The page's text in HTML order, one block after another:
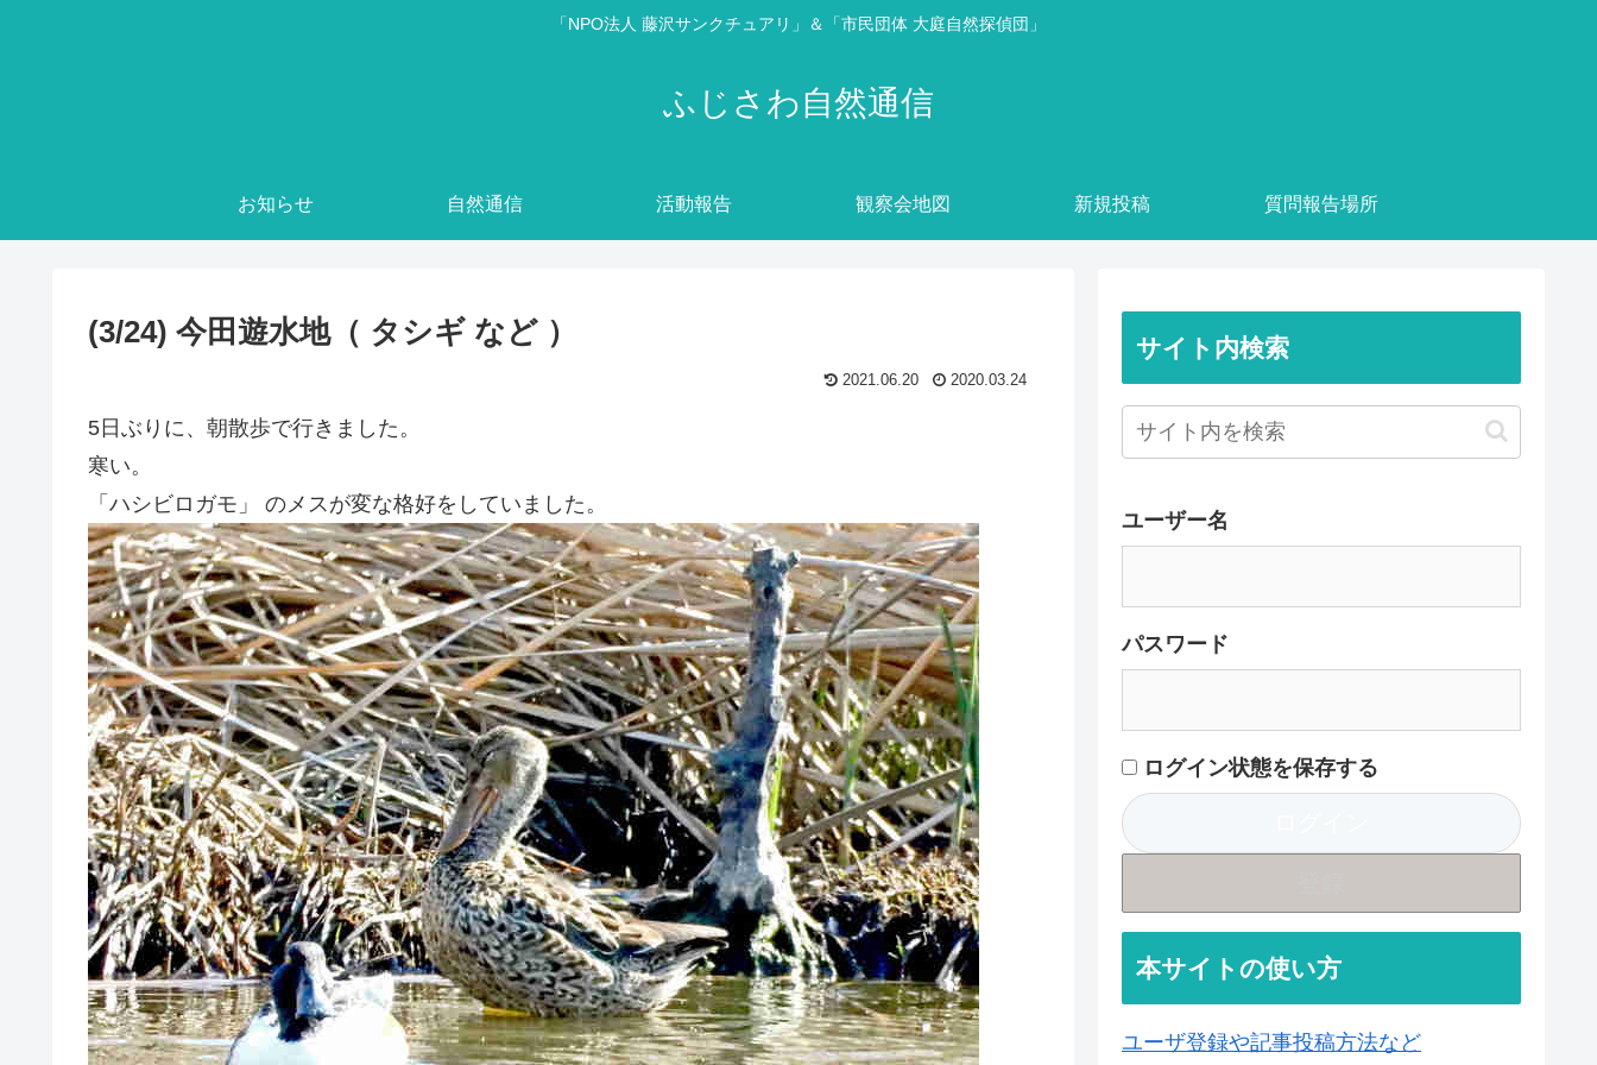
「NPO法人 藤沢サンクチュアリ」＆「市民団体 大庭自然探偵団」
ふじさわ自然通信
お知らせ 自然通信 活動報告 観察会地図 新規投稿 質問報告場所
(3/24) 今田遊水地（ タシギ など ）
2021.06.20 2020.03.24
5日ぶりに、朝散歩で行きました。
寒い。
「ハシビロガモ」 のメスが変な格好をしていました。
サイト内検索
ユーザー名
パスワード
ログイン状態を保存する
本サイトの使い方
ユーザ登録や記事投稿方法など